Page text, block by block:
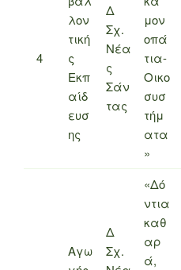
4
λον
τική
ς
Εκπ
αίδ
ευσ
ης
Δ
Σχ.
Νέα
ς
Σάν
τας
μον
οπά
τια-
Οικο
συσ
τήμ
ατα
»
Αγω
Δ
Σχ.
«Δό
ντια
καθ
αρ
ά,